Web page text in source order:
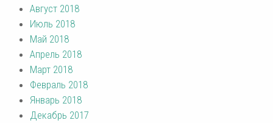
Август 2018
Июль 2018
Май 2018
Апрель 2018
Март 2018
Февраль 2018
Январь 2018
Декабрь 2017